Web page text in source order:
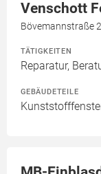
Venschott
Bövemannstraße
TÄTIGKEITEN
Reparatur,
GEBÄUDETEILE